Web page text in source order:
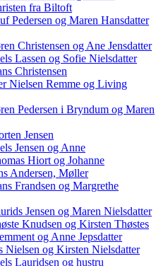
fra Biltoft
Pedersen og Maren Hansdatter
Christensen og Ane Jensdatter
Lassen og Sofie Nielsdatter
Christensen
Nielsen Remme og Living
Pedersen i Bryndum og Maren
Jensen
Jensen og Anne
Hiort og Johanne
Andersen, Møller
Frandsen og Margrethe
Jensen og Maren Nielsdatter
Knudsen og Kirsten Thøstes
og Anne Jepsdatter
Nielsen og Kirsten Nielsdatter
Lauridsen og hustru